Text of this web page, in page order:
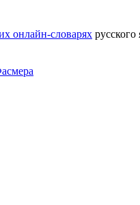
онлайн-словарях